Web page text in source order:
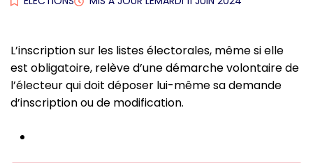
L’inscription sur les listes électorales, même si elle
est obligatoire, relève d’une démarche volontaire de
l’électeur qui doit déposer lui-même sa demande
d’inscription ou de modification.